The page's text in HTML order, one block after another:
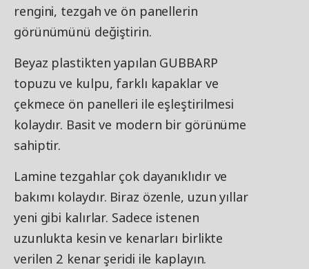
rengini, tezgah ve ön panellerin
görünümünü değiştirin.
Beyaz plastikten yapılan GUBBARP
topuzu ve kulpu, farklı kapaklar ve
çekmece ön panelleri ile eşleştirilmesi
kolaydır. Basit ve modern bir görünüme
sahiptir.
Lamine tezgahlar çok dayanıklıdır ve
bakımı kolaydır. Biraz özenle, uzun yıllar
yeni gibi kalırlar. Sadece istenen
uzunlukta kesin ve kenarları birlikte
verilen 2 kenar şeridi ile kaplayın.